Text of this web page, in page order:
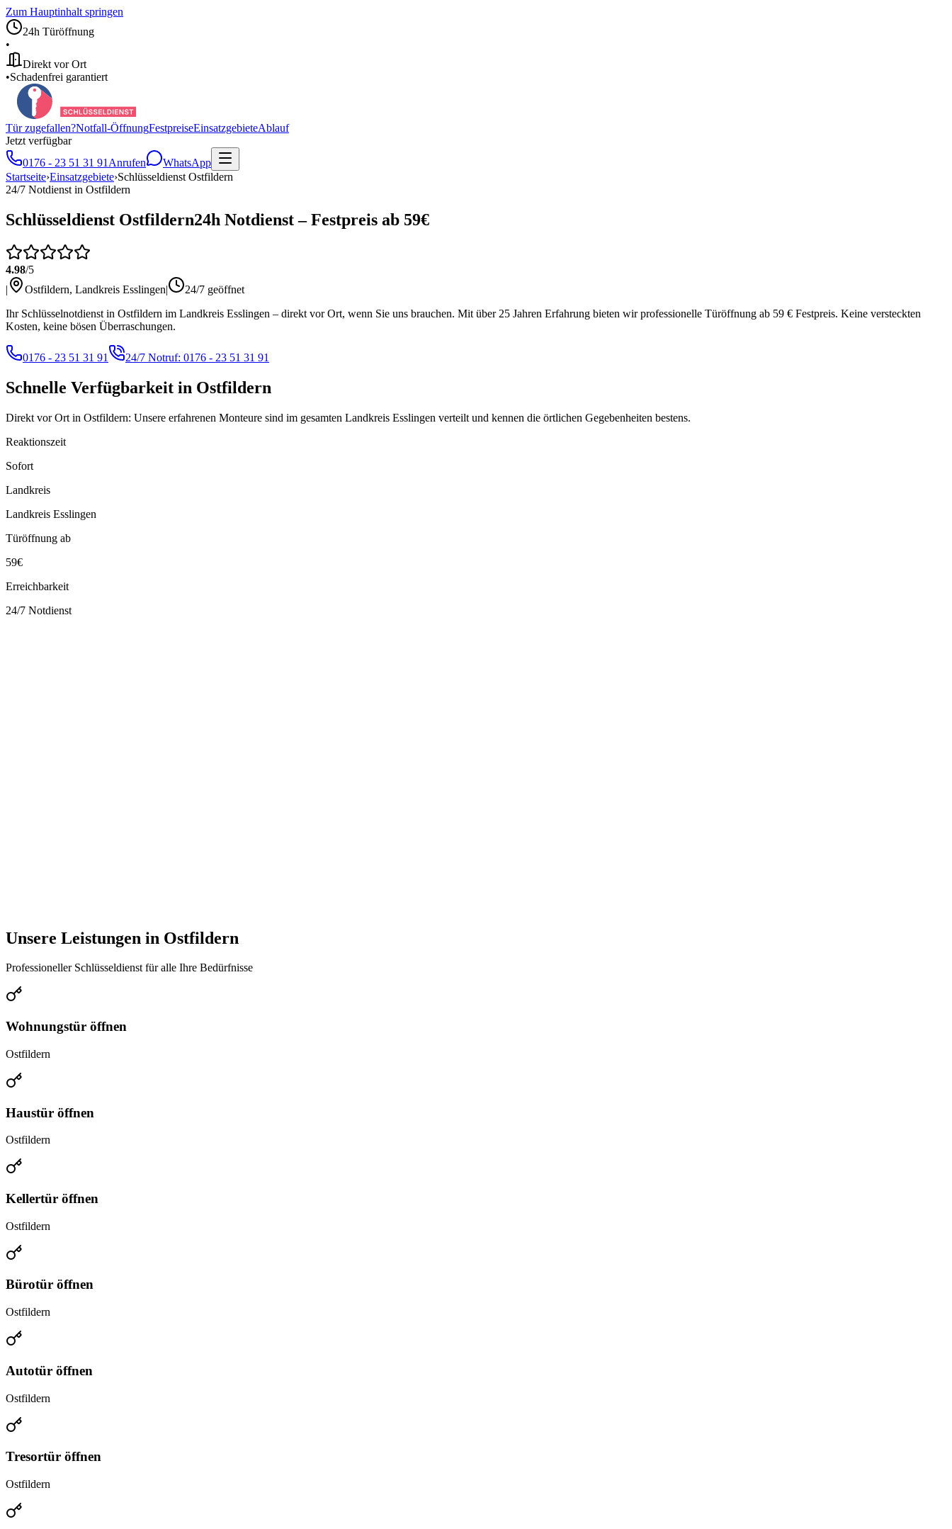
Zum Hauptinhalt springen
24h Türöffnung
•
Direkt vor Ort
•Schadenfrei garantiert
Tür zugefallen?Notfall-ÖffnungFestpreiseEinsatzgebieteAblauf
Jetzt verfügbar
0176 - 23 51 31 91 Anrufen
WhatsApp
Startseite›Einsatzgebiete›Schlüsseldienst Ostfildern
24/7 Notdienst in Ostfildern
Schlüsseldienst Ostfildern24h Notdienst – Festpreis ab 59€
4.98/5
|
Ostfildern, Landkreis Esslingen|
24/7 geöffnet
Ihr Schlüsselnotdienst in Ostfildern im Landkreis Esslingen – direkt vor Ort, wenn Sie uns brauchen. Mit über 25 Jahren Erfahrung bieten wir professionelle Türöffnung ab 59 € Festpreis. Keine versteckten
Kosten, keine bösen Überraschungen.
0176 - 23 51 31 91 24/7 Notruf: 0176 - 23 51 31 91
Schnelle Verfügbarkeit in Ostfildern
Direkt vor Ort in Ostfildern: Unsere erfahrenen Monteure sind im gesamten Landkreis Esslingen verteilt und kennen die örtlichen Gegebenheiten bestens.
Reaktionszeit
Sofort
Landkreis
Landkreis Esslingen
Türöffnung ab
59€
Erreichbarkeit
24/7 Notdienst
Unsere Leistungen in Ostfildern
Professioneller Schlüsseldienst für alle Ihre Bedürfnisse
Wohnungstür öffnen
Ostfildern
Haustür öffnen
Ostfildern
Kellertür öffnen
Ostfildern
Bürotür öffnen
Ostfildern
Autotür öffnen
Ostfildern
Tresortür öffnen
Ostfildern